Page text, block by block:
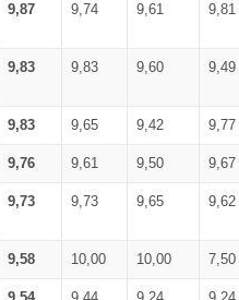
9,87 9,74 9,61 9,81
9,83 9,83 9,60 9,49
9,83 9,65 9,42 9,77
9,76 9,61 9,50 9,67
9,73 9,73 9,65 9,62
9,58 10,00 10,00 7,50